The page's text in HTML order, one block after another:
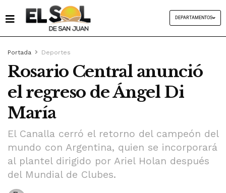
DEPARTAMENTOS
Portada Deportes
Rosario Central anunció
el regreso de Ángel Di
María
El Canalla cerró el retorno del campeón del
mundo con Argentina, quien se incorporará
al plantel dirigido por Ariel Holan después
del Mundial de Clubes.